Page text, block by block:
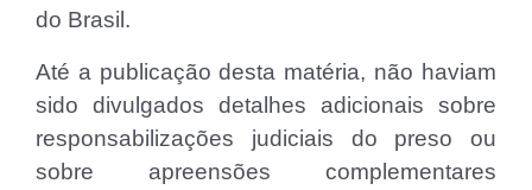
do Brasil.
Até a publicação desta matéria, não haviam
sido divulgados detalhes adicionais sobre
responsabilizações judiciais do preso ou
sobre apreensões complementares